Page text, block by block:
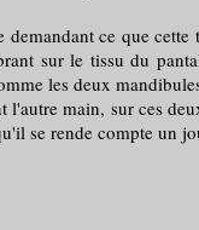
ce que cette
sur le tissu du
les deux
main, sur ces
se rende compte un